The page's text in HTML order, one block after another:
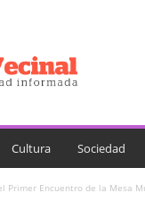
Cultura Sociedad
Primer Encuentro de la Mesa